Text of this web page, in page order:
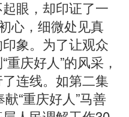
眼，却印证了一
心，细微处见真
象。为了让观众
庆好人”的风采，
连线。如第二集
“重庆好人”马善